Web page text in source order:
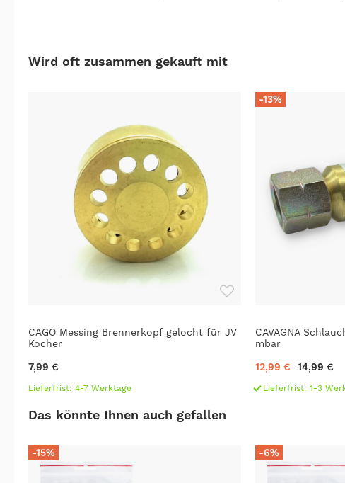
Wird oft zusammen gekauft mit
CAGO Messing Brennerkopf gelocht für JV
Kocher
7,99 €
Lieferfrist: 4-7 Werktage
-13%
CAVAGNA
mbar
12,99 € 14,99 €
Lieferfrist: 1-3
Das könnte Ihnen auch gefallen
-15% -6%